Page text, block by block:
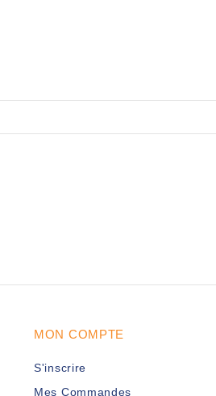
MON COMPTE
S'inscrire
Mes Commandes